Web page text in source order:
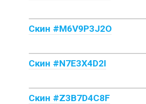
Скин #M6V9P3J2O
Скин #N7E3X4D2I
Скин #Z3B7D4C8F